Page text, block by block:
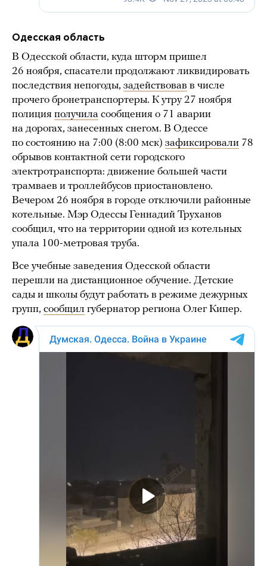
Одесская область
В Одесской области, куда шторм пришел
26 ноября, спасатели продолжают ликвидировать
последствия непогоды, задействовав в числе
прочего бронетранспортеры. К утру 27 ноября
полиция получила сообщения о 71 аварии
на дорогах, занесенных снегом. В Одессе
по состоянию на 7:00 (8:00 мск) зафиксировали 78
обрывов контактной сети городского
электротранспорта: движение большей части
трамваев и троллейбусов приостановлено.
Вечером 26 ноября в городе отключили районные
котельные. Мэр Одессы Геннадий Труханов
сообщил, что на территории одной из котельных
упала 100-метровая труба.
Все учебные заведения Одесской области
перешли на дистанционное обучение. Детские
сады и школы будут работать в режиме дежурных
групп, сообщил губернатор региона Олег Кипер.